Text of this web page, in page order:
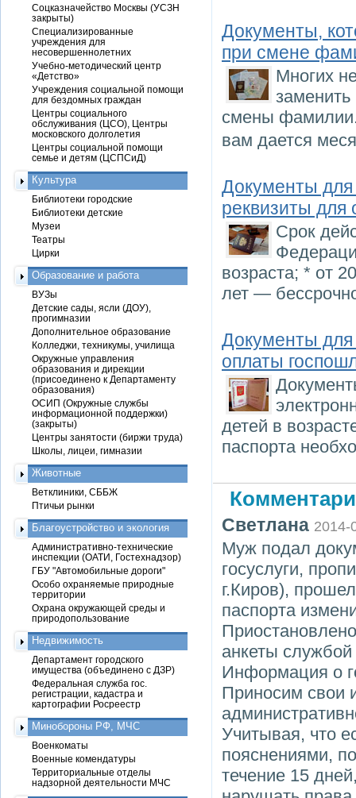
Документы,
при смене
Многих
смены
вам дается
Документы
реквизиты для
Срок
возраста; * от
лет —
Документы для
оплаты
детей в
паспорта
Светлана 2014-
Муж подал
госуслуги,
г.Киров),
паспорта
анкеты
Информация о
Приносим свои
Учитывая, что
пояснениями,
течение 15
Соцказначейство Москвы (УСЗН
закрыты)
Специализированные
учреждения для
несовершеннолетних
Учебно-методический центр
«Детство»
Учреждения социальной помощи
для бездомных граждан
Центры социального
обслуживания (ЦСО), Центры
московского долголетия
Центры социальной помощи
семье и детям (ЦСПСиД)
Культура
Библиотеки городские
Библиотеки детские
Музеи
Театры
Цирки
Образование и работа
ВУЗы
Детские сады, ясли (ДОУ),
прогимназии
Дополнительное образование
Колледжи, техникумы, училища
Окружные управления
образования и дирекции
(присоединено к Департаменту
образования)
ОСИП (Окружные службы
информационной поддержки)
(закрыты)
Центры занятости (биржи труда)
Школы, лицеи, гимназии
Животные
Ветклиники, СББЖ
Птичьи рынки
Благоустройство и экология
Административно-технические
инспекции (ОАТИ, Гостехнадзор)
ГБУ "Автомобильные дороги"
Особо охраняемые природные
территории
Охрана окружающей среды и
природопользование
Недвижимость
Департамент городского
имущества (объединено с ДЗР)
Федеральная служба гос.
регистрации, кадастра и
картографии Росреестр
Минобороны РФ, МЧС
Военкоматы
Военные комендатуры
Территориальные отделы
надзорной деятельности МЧС